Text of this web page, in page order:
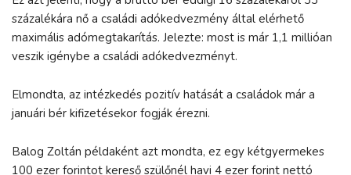
százalékára nő a családi adókedvezmény által elérhető
maximális adómegtakarítás. Jelezte: most is már 1,1 millióan
veszik igénybe a családi adókedvezményt.
Elmondta, az intézkedés pozitív hatását a családok már a
januári bér kifizetésekor fogják érezni.
Balog Zoltán példaként azt mondta, ez egy kétgyermekes
100 ezer forintot kereső szülőnél havi 4 ezer forint nettó